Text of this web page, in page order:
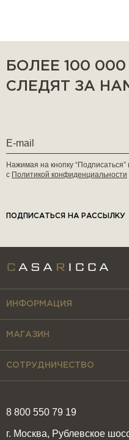
БОЛЕЕ 100
СЛЕДЯТ ЗА
Нажимая на кнопку
с Политикой конфиденциальности
ПОДПИСАТЬСЯ НА РАССЫЛКУ
8 800 550 79 19
г. Москва, Рублевское
ИНФОРМАЦИЯ
МАГАЗИН
СОТРУДНИЧЕСТВО